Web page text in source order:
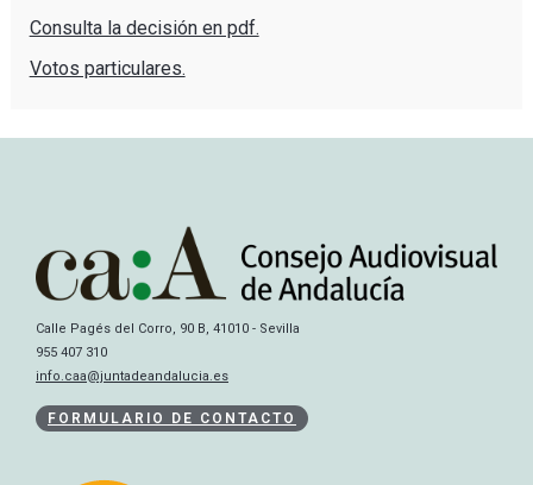
Consulta la decisión en pdf.
Votos particulares.
Calle Pagés del Corro, 90 B, 41010 - Sevilla
955 407 310
info.caa@juntadeandalucia.es
FORMULARIO DE CONTACTO